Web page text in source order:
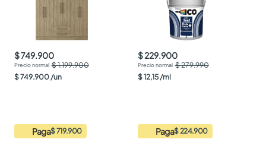
$ 749.900
$ 1.199.900
$749.900 /un
Paga$ 719.900
$ 229.900
$ 279.990
$12,15 /ml
Paga$ 224.900